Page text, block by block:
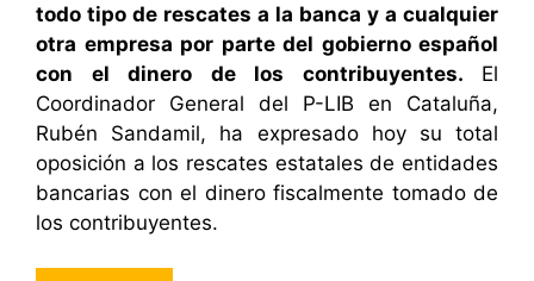
todo tipo de rescates a la banca y a cualquier
otra empresa por parte del gobierno español
con el dinero de los contribuyentes. El
Coordinador General del P-LIB en Cataluña,
Rubén Sandamil, ha expresado hoy su total
oposición a los rescates estatales de entidades
bancarias con el dinero fiscalmente tomado de
los contribuyentes.